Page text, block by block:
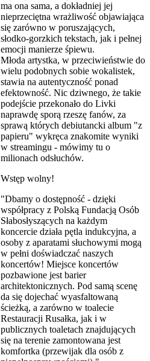
ma ona sama, a dokładniej jej
nieprzeciętna wrażliwość objawiająca
się zarówno w poruszających,
słodko-gorzkich tekstach, jak i pełnej
emocji manierze śpiewu.
Młoda artystka, w przeciwieństwie do
wielu podobnych sobie wokalistek,
stawia na autentyczność ponad
efektowność. Nic dziwnego, że takie
podejście przekonało do Livki
naprawdę sporą rzeszę fanów, za
sprawą których debiutancki album "z
papieru" wykręca znakomite wyniki
w streamingu - mówimy tu o
milionach odsłuchów.
Wstęp wolny!
"Dbamy o dostępność - dzięki
współpracy z Polską Fundacją Osób
Słabosłyszących na każdym
koncercie działa pętla indukcyjna, a
osoby z aparatami słuchowymi mogą
w pełni doświadczać naszych
koncertów! Miejsce koncertów
pozbawione jest barier
architektonicznych. Pod samą scenę
da się dojechać wyasfaltowaną
ścieżką, a zarówno w toalecie
Restauracji Rusałka, jak i w
publicznych toaletach znajdujących
się na terenie zamontowana jest
komfortka (przewijak dla osób z